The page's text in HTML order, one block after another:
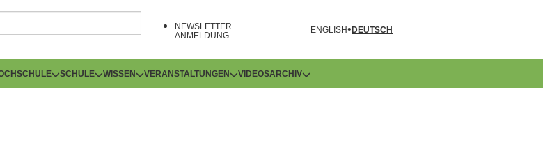
NEWSLETTER
ANMELDUNG
ENGLISH DEUTSCH
SCHULE WISSEN VERANSTALTUNGEN VIDEOSARCHIV